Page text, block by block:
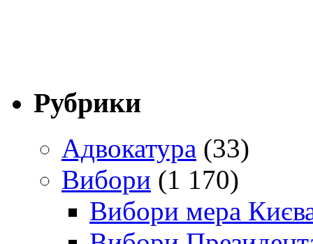
Рубрики
Адвокатура (33)
Вибори (1 170)
Вибори мера